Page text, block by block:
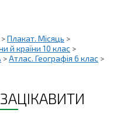
>Плакат. Місяць >
й країни 10 клас >
>Атлас. Географія 6 клас >